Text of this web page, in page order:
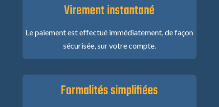
Virement instantané
Le paiement est effectué immédiatement, de façon
sécurisée, sur votre compte.
Formalités simplifiées